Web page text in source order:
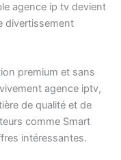
agence ip tv devient
divertissement
premium et sans
agence iptv,
de qualité et de
comme Smart
intéressantes.